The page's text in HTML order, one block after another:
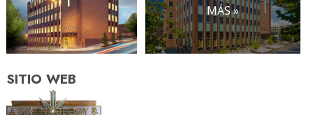
MÁS »
SITIO WEB